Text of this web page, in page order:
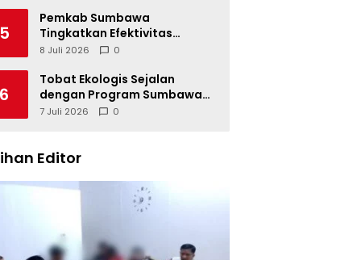
5
Pemkab Sumbawa
Tingkatkan Efektivitas
Pengendalian Korupsi
8 Juli 2026 0
6
Tobat Ekologis Sejalan
dengan Program Sumbawa
Hijau Lestari
7 Juli 2026 0
Editor